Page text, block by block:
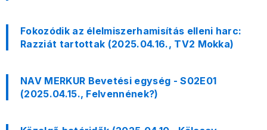
Fokozódik az élelmiszerhamisítás elleni harc:
Razziát tartottak (2025.04.16., TV2 Mokka)
NAV MERKUR Bevetési egység - S02E01
(2025.04.15., Felvennének?)